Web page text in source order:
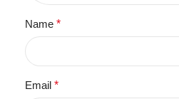
Name *
Email *